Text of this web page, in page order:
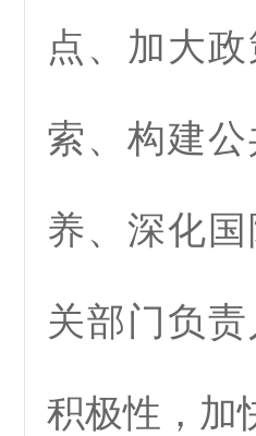
点、加大
索、构建
养、深化
关部门负
积极性，加